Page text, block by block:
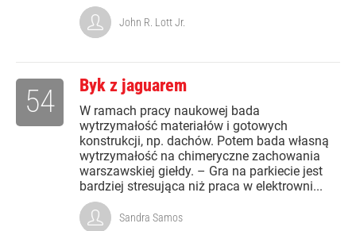
John R. Lott Jr.
Byk z jaguarem
W ramach pracy naukowej bada
wytrzymałość materiałów i gotowych
konstrukcji, np. dachów. Potem bada własną
wytrzymałość na chimeryczne zachowania
warszawskiej giełdy. – Gra na parkiecie jest
bardziej stresująca niż praca w elektrowni...
54
Sandra Samos